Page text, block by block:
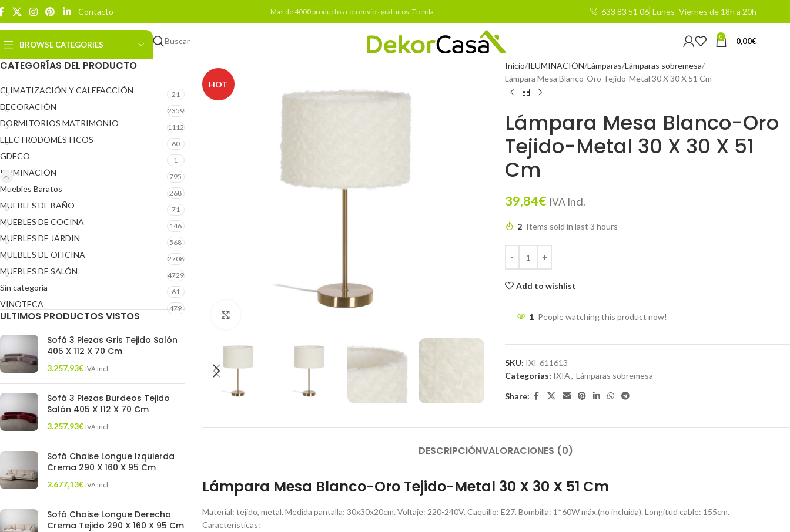
Contacto Mas de 4000 productos con envíos gratuitos. Tienda 633 83 51 06 Lunes -Viernes de 18h a 20h
BROWSE CATEGORIES Buscar 0 0,00€
CATEGORÍAS DEL PRODUCTO
CLIMATIZACIÓN Y CALEFACCIÓN 21
DECORACIÓN 2359
DORMITORIOS MATRIMONIO 1112
ELECTRODOMÉSTICOS 60
GDECO 1
ILUMINACIÓN 795
Muebles Baratos 268
MUEBLES DE BAÑO 71
MUEBLES DE COCINA 146
MUEBLES DE JARDIN 568
MUEBLES DE OFICINA 2708
MUEBLES DE SALÓN 4729
Sin categoría 61
VINOTECA 479
ULTIMOS PRODUCTOS VISTOS
Sofá 3 Piezas Gris Tejido Salón
405 X 112 X 70 Cm
3.257,93€ IVA Incl.
Sofá 3 Piezas Burdeos Tejido
Salón 405 X 112 X 70 Cm
3.257,93€ IVA Incl.
Sofá Chaise Longue Izquierda
Crema 290 X 160 X 95 Cm
2.677,13€ IVA Incl.
Sofá Chaise Longue Derecha
Crema Tejido 290 X 160 X 95 Cm
HOT
Inicio ILUMINACIÓN Lámparas Lámparas sobremesa
Lámpara Mesa Blanco-Oro Tejido-Metal 30 X 30 X 51 Cm
Lámpara Mesa Blanco-Oro
Tejido-Metal 30 X 30 X 51
Cm
39,84€ IVA Incl.
2 Items sold in last 3 hours
Add to wishlist
1 People watching this product now!
SKU: IXI-611613
Categorías: IXIA, Lámparas sobremesa
Share:
DESCRIPCIÓNVALORACIONES (0)
Lámpara Mesa Blanco-Oro Tejido-Metal 30 X 30 X 51 Cm
Material: tejido, metal. Medida pantalla: 30x30x20cm. Voltaje: 220-240V. Caquillo: E27. Bombilla: 1*60W máx.(no incluida). Longitud cable: 155cm.
Características: